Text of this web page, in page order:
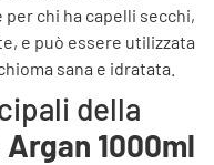
chi ha capelli secchi,
e può essere utilizzata
sana e idratata.
della
1000ml